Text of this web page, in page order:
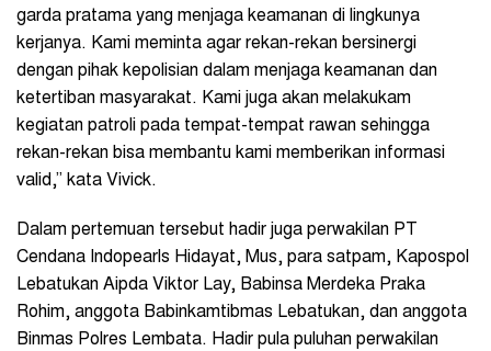
garda pratama yang menjaga keamanan di lingkunya
kerjanya. Kami meminta agar rekan-rekan bersinergi
dengan pihak kepolisian dalam menjaga keamanan dan
ketertiban masyarakat. Kami juga akan melakukam
kegiatan patroli pada tempat-tempat rawan sehingga
rekan-rekan bisa membantu kami memberikan informasi
valid,” kata Vivick.
Dalam pertemuan tersebut hadir juga perwakilan PT
Cendana Indopearls Hidayat, Mus, para satpam, Kapospol
Lebatukan Aipda Viktor Lay, Babinsa Merdeka Praka
Rohim, anggota Babinkamtibmas Lebatukan, dan anggota
Binmas Polres Lembata. Hadir pula puluhan perwakilan